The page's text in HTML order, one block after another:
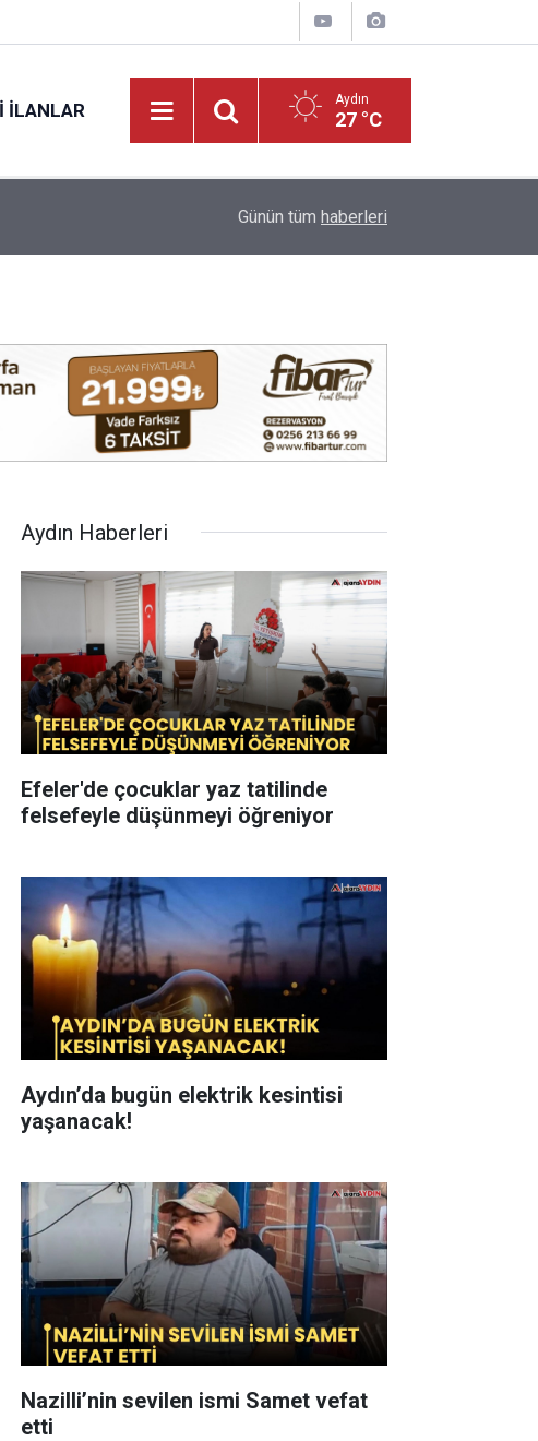
İLANLAR Aydın
27 °C
Nazilli’nin sevilen ismi Samet vefat etti
Günün tüm haberleri
Aydın Haberleri
Efeler'de çocuklar yaz tatilinde
felsefeyle düşünmeyi öğreniyor
Aydın’da bugün elektrik kesintisi
yaşanacak!
Nazilli’nin sevilen ismi Samet vefat
etti